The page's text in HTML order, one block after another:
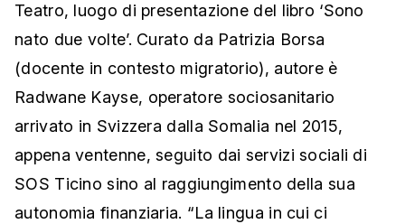
Teatro, luogo di presentazione del libro ‘Sono
nato due volte’. Curato da Patrizia Borsa
(docente in contesto migratorio), autore è
Radwane Kayse, operatore sociosanitario
arrivato in Svizzera dalla Somalia nel 2015,
appena ventenne, seguito dai servizi sociali di
SOS Ticino sino al raggiungimento della sua
autonomia finanziaria. “La lingua in cui ci